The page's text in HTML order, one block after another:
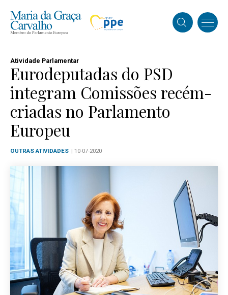
Atividade Parlamentar
Eurodeputadas do PSD
integram Comissões recém-
criadas no Parlamento
Europeu
OUTRAS ATIVIDADES | 10-07-2020